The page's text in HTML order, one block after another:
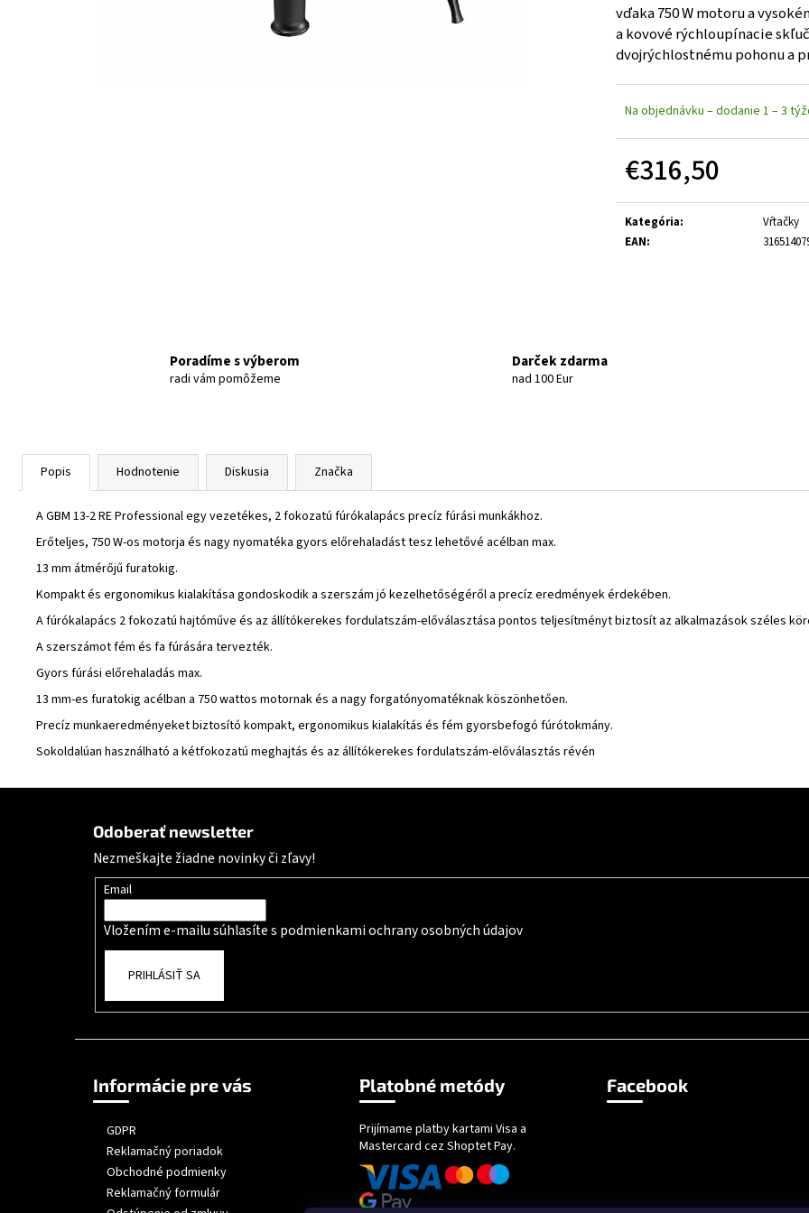
vďaka 750 W motoru a
a kovové rýchloupínacie
dvojrýchlostnému pohonu a
Na objednávku – dodanie 1 – 3
€316,50
Kategória:
Vŕtačky
EAN:
Poradíme s výberom
radi vám pomôžeme
Darček zdarma
nad 100 Eur
Popis Hodnotenie Diskusia Značka
A GBM 13-2 RE Professional egy vezetékes, 2 fokozatú fúrókalapács precíz fúrási munkákhoz.
Erőteljes, 750 W-os motorja és nagy nyomatéka gyors előrehaladást tesz lehetővé acélban max.
13 mm átmérőjű furatokig.
Kompakt és ergonomikus kialakítása gondoskodik a szerszám jó kezelhetőségéről a precíz eredmények érdekében.
A fúrókalapács 2 fokozatú hajtóműve és az állítókerekes fordulatszám-előválasztása pontos teljesítményt biztosít az alkalmazások széles
A szerszámot fém és fa fúrására tervezték.
Gyors fúrási előrehaladás max.
13 mm-es furatokig acélban a 750 wattos motornak és a nagy forgatónyomatéknak köszönhetően.
Precíz munkaeredményeket biztosító kompakt, ergonomikus kialakítás és fém gyorsbefogó fúrótokmány.
Sokoldalúan használható a kétfokozatú meghajtás és az állítókerekes fordulatszám-előválasztás révén
Odoberať newsletter
Nezmeškajte žiadne novinky či zľavy!
Email
Vložením e-mailu súhlasíte s podmienkami ochrany osobných údajov
PRIHLÁSIŤ SA
Informácie pre vás
GDPR
Reklamačný poriadok
Obchodné podmienky
Reklamačný formulár
Platobné metódy
Prijímame platby kartami Visa a
Mastercard cez Shoptet Pay.
Facebook